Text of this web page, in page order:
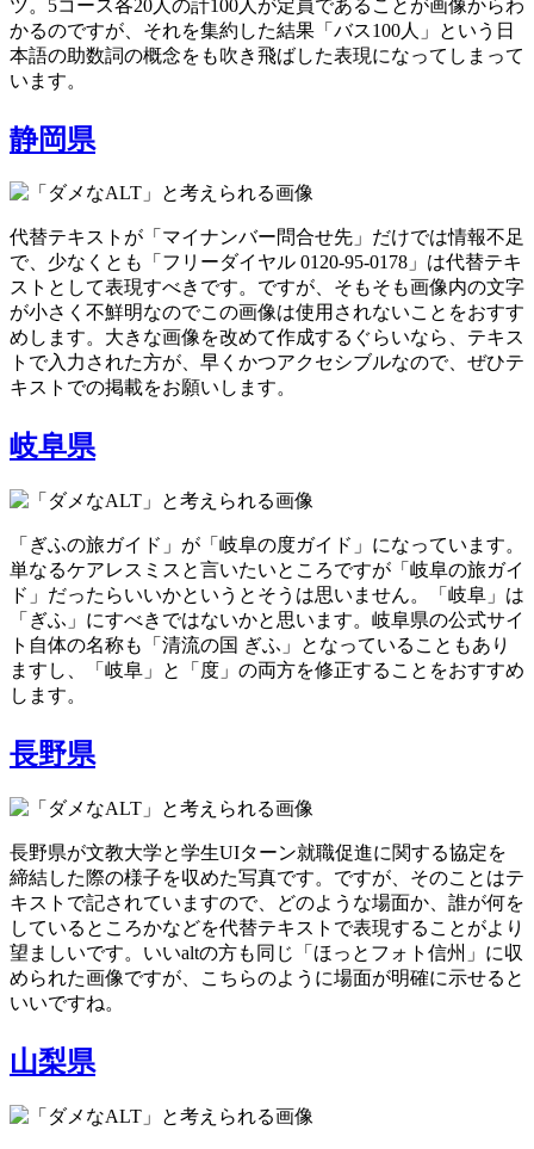
ツ。5コース各20人の計100人が定員であることが画像からわ
かるのですが、それを集約した結果「バス100人」という日
本語の助数詞の概念をも吹き飛ばした表現になってしまって
います。
静岡県
代替テキストが「マイナンバー問合せ先」だけでは情報不足
で、少なくとも「フリーダイヤル 0120-95-0178」は代替テキ
ストとして表現すべきです。ですが、そもそも画像内の文字
が小さく不鮮明なのでこの画像は使用されないことをおすす
めします。大きな画像を改めて作成するぐらいなら、テキス
トで入力された方が、早くかつアクセシブルなので、ぜひテ
キストでの掲載をお願いします。
岐阜県
「ぎふの旅ガイド」が「岐阜の度ガイド」になっています。
単なるケアレスミスと言いたいところですが「岐阜の旅ガイ
ド」だったらいいかというとそうは思いません。「岐阜」は
「ぎふ」にすべきではないかと思います。岐阜県の公式サイ
ト自体の名称も「清流の国 ぎふ」となっていることもあり
ますし、「岐阜」と「度」の両方を修正することをおすすめ
します。
長野県
長野県が文教大学と学生UIターン就職促進に関する協定を
締結した際の様子を収めた写真です。ですが、そのことはテ
キストで記されていますので、どのような場面か、誰が何を
しているところかなどを代替テキストで表現することがより
望ましいです。いいaltの方も同じ「ほっとフォト信州」に収
められた画像ですが、こちらのように場面が明確に示せると
いいですね。
山梨県